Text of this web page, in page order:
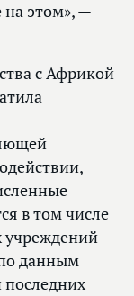
на этом», —
с Африкой
в том числе
учреждений
данным
последних